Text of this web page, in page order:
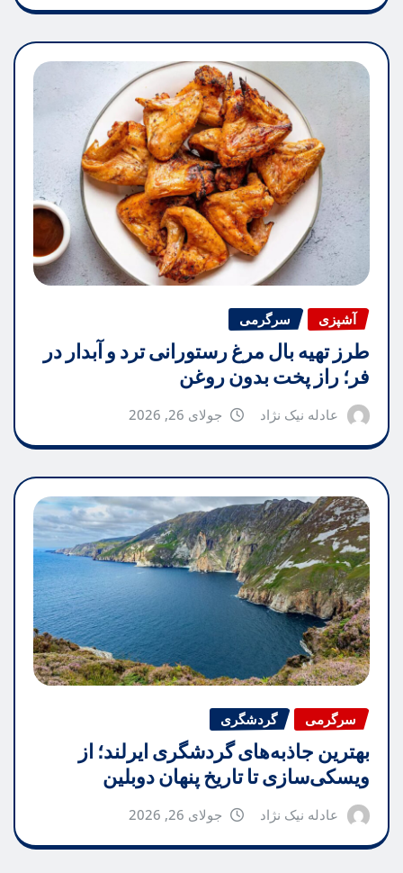
آشپزی سرگرمی
طرز تهیه بال مرغ رستورانی ترد و آبدار در
فر؛ راز پخت بدون روغن
عادله نیک نژاد جولای 26, 2026
سرگرمی گردشگری
بهترین جاذبه‌های گردشگری ایرلند؛ از
ویسکی‌سازی تا تاریخ پنهان دوبلین
عادله نیک نژاد جولای 26, 2026